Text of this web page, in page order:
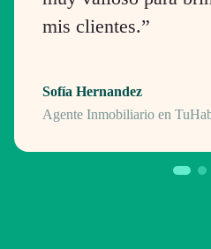
mis clientes.”
Sofía Hernandez
Agente Inmobiliario en